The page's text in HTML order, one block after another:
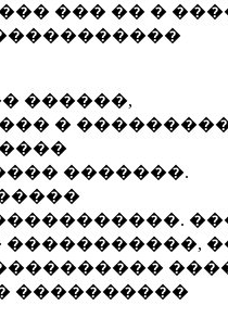
��� �� �
������,
�
�������.
����������